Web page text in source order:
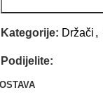
Kategorije: Držači ,
Podijelite: